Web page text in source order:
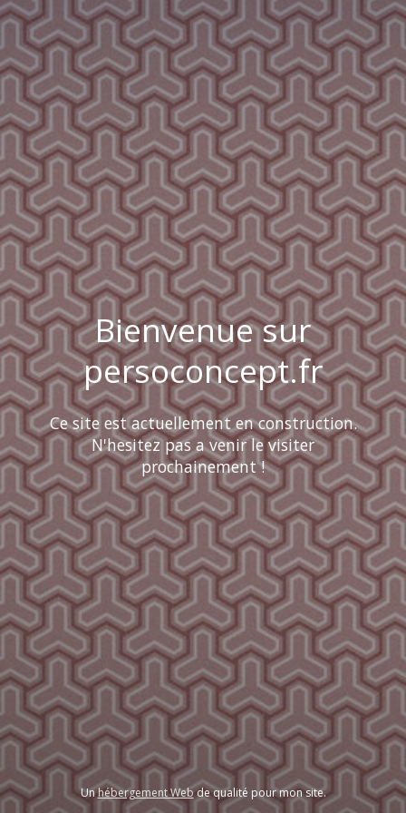
Bienvenue sur
persoconcept.fr
Ce site est actuellement en construction.
N'hesitez pas a venir le visiter
prochainement !
Unhébergement Webde qualité pour mon site.